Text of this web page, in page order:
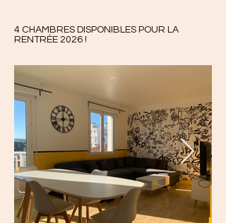
4 CHAMBRES DISPONIBLES POUR LA
RENTRÉE 2026 !